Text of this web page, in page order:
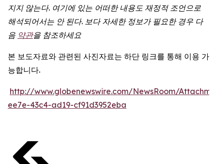
지지 않는다. 여기에 있는 어떠한 내용도 재정적 조언으로
해석되어서는 안 된다. 보다 자세한 정보가 필요한 경우 다
음 약관을 참조하세요
본 보도자료와 관련된 사진자료는 하단 링크를 통해 이용 가
능합니다.
http://www.globenewswire.com/NewsRoom/
ee7e-43c4-ad19-cf91d3952eba